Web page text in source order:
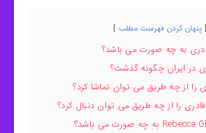
پنهان کردن فهرست مطلب
به چه صورت می باشد؟
در ایران چگونه گذشت؟
را از چه طریق می توان تماشا کرد؟
قادری را از چه طریق می توان دنبال کرد؟